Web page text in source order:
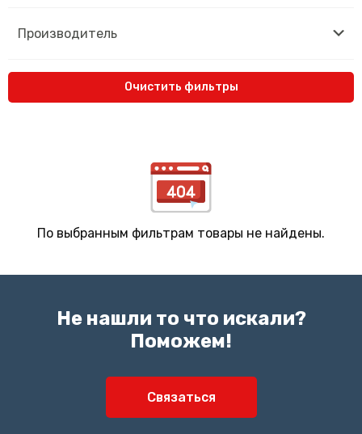
Производитель
Очистить фильтры
По выбранным фильтрам товары не найдены.
Не нашли то что искали?
Поможем!
Связаться